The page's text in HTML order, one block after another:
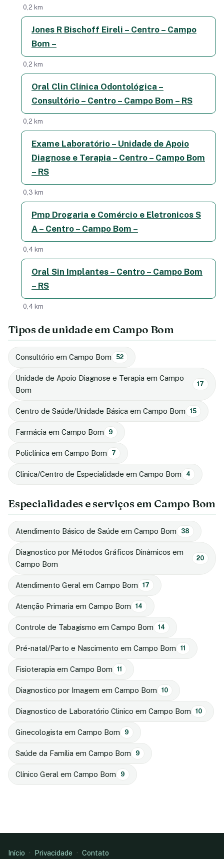
0,2 km
Jones R Bischoff Eireli – Centro – Campo
Bom –
0,2 km
Oral Clin Clínica Odontológica –
Consultório – Centro – Campo Bom – RS
0,2 km
Exame Laboratório – Unidade de Apoio
Diagnose e Terapia – Centro – Campo Bom
– RS
0,3 km
Pmp Drogaria e Comércio e Eletronicos S
A – Centro – Campo Bom –
0,4 km
Oral Sin Implantes – Centro – Campo Bom
– RS
0,4 km
Tipos de unidade em Campo Bom
Consultório em Campo Bom 52
Unidade de Apoio Diagnose e Terapia em Campo
Bom
17
Centro de Saúde/Unidade Básica em Campo Bom 15
Farmácia em Campo Bom 9
Policlínica em Campo Bom 7
Clinica/Centro de Especialidade em Campo Bom 4
Especialidades e serviços em Campo Bom
Atendimento Básico de Saúde em Campo Bom 38
Diagnostico por Métodos Gráficos Dinâmicos em
Campo Bom
20
Atendimento Geral em Campo Bom 17
Atenção Primaria em Campo Bom 14
Controle de Tabagismo em Campo Bom 14
Pré-natal/Parto e Nascimento em Campo Bom 11
Fisioterapia em Campo Bom 11
Diagnostico por Imagem em Campo Bom 10
Diagnostico de Laboratório Clinico em Campo Bom 10
Ginecologista em Campo Bom 9
Saúde da Família em Campo Bom 9
Clínico Geral em Campo Bom 9
Início · Privacidade · Contato